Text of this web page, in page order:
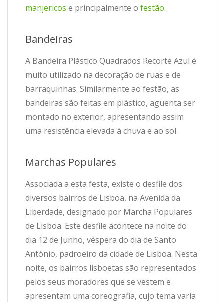
manjericos e principalmente o festão.
Bandeiras
A Bandeira Plástico Quadrados Recorte Azul é
muito utilizado na decoração de ruas e de
barraquinhas. Similarmente ao festão, as
bandeiras são feitas em plástico, aguenta ser
montado no exterior, apresentando assim
uma resistência elevada à chuva e ao sol.
Marchas Populares
Associada a esta festa, existe o desfile dos
diversos bairros de Lisboa, na Avenida da
Liberdade, designado por Marcha Populares
de Lisboa. Este desfile acontece na noite do
dia 12 de Junho, véspera do dia de Santo
António, padroeiro da cidade de Lisboa. Nesta
noite, os bairros lisboetas são representados
pelos seus moradores que se vestem e
apresentam uma coreografia, cujo tema varia